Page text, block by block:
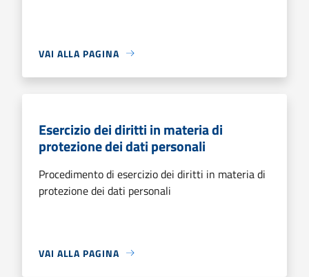
VAI ALLA PAGINA
Esercizio dei diritti in materia di
protezione dei dati personali
Procedimento di esercizio dei diritti in materia di
protezione dei dati personali
VAI ALLA PAGINA